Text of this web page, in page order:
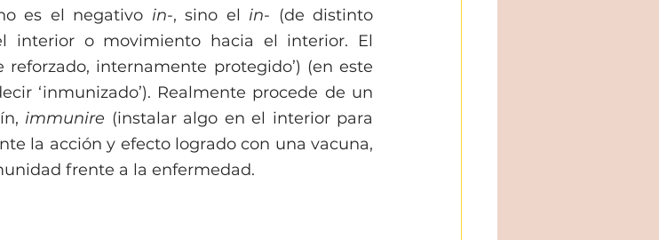
es el negativo in-, sino el in- (de distinto
interior o movimiento hacia el interior. El
internamente protegido’) (en este
‘inmunizado’). Realmente procede de un
immunire (instalar algo en el interior para
la acción y efecto logrado con una vacuna,
frente a la enfermedad.